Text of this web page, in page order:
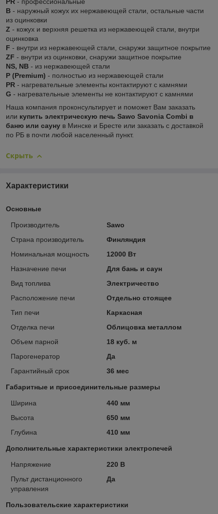
PR - профессиональные
В - наружный кожух их нержавеющей стали, остальные части
из оцинковки
Z - кожух и верхняя решетка из нержавеющей стали, внутри
оцинковка
F - внутри из нержавеющей стали, снаружи защитное покрытие
ZF - внутри из оцинковки, снаружи защитное покрытие
NS, NB - из нержавеющей стали
P (Premium) - полностью из нержавеющей стали
PR - нагревательные элементы контактируют с камнями
G - нагревательные элементы не контактируют с камнями
Наша компания проконсультирует и поможет Вам заказать
или купить электрическую печь Sawo Savonia Combi в
баню или сауну в Минске и Бресте или заказать с доставкой
по РБ в почти любой населенный пункт.
Скрыть
Характеристики
Основные
Производитель
Sawo
Страна производитель
Финляндия
Номинальная мощность
12000 Вт
Назначение печи
Для бань и саун
Вид топлива
Электричество
Расположение печи
Отдельно стоящее
Тип печи
Каркасная
Отделка печи
Облицовка металлом
Объем парной
18 куб. м
Парогенератор
Да
Гарантийный срок
36 мес
Габаритные и присоединительные размеры
Ширина
440 мм
Высота
650 мм
Глубина
410 мм
Дополнительные характеристики электропечей
Напряжение
220 В
Пульт дистанционного
управления
Да
Пользовательские характеристики